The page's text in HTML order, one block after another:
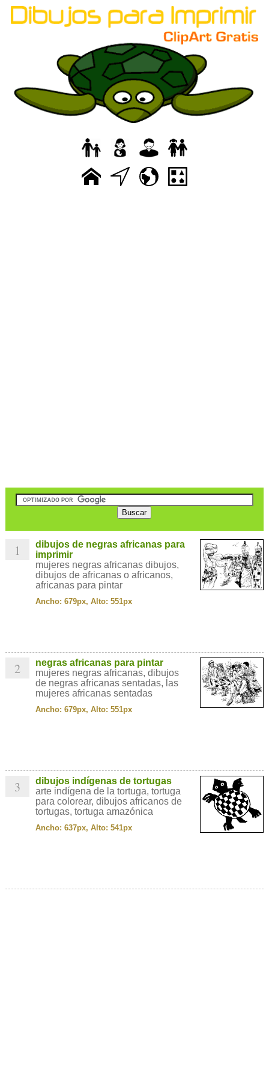
1
dibujos de negras africanas para
imprimir
mujeres negras africanas dibujos,
dibujos de africanas o africanos,
africanas para pintar
Ancho: 679px, Alto: 551px
2
negras africanas para pintar
mujeres negras africanas, dibujos
de negras africanas sentadas, las
mujeres africanas sentadas
Ancho: 679px, Alto: 551px
3
dibujos indígenas de tortugas
arte indígena de la tortuga, tortuga
para colorear, dibujos africanos de
tortugas, tortuga amazónica
Ancho: 637px, Alto: 541px